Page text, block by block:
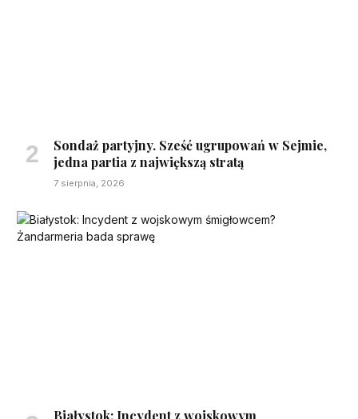
Sondaż partyjny. Sześć ugrupowań w Sejmie,
jedna partia z największą stratą
7 sierpnia, 2026
Białystok: Incydent z wojskowym